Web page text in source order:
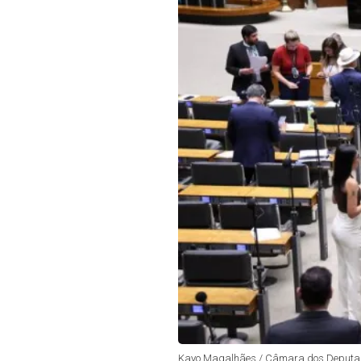
Kayo Magalhães / Câmara dos